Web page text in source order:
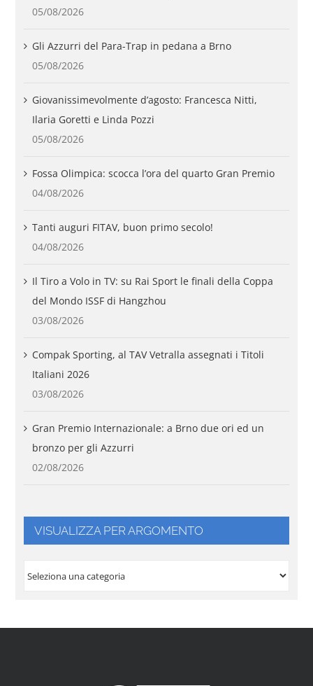
05/08/2026
Gli Azzurri del Para-Trap in pedana a Brno
05/08/2026
Giovanissimevolmente d’agosto: Francesca Nitti,
Ilaria Goretti e Linda Pozzi
05/08/2026
Fossa Olimpica: scocca l’ora del quarto Gran Premio
04/08/2026
Tanti auguri FITAV, buon primo secolo!
04/08/2026
Il Tiro a Volo in TV: su Rai Sport le finali della Coppa
del Mondo ISSF di Hangzhou
03/08/2026
Compak Sporting, al TAV Vetralla assegnati i Titoli
Italiani 2026
03/08/2026
Gran Premio Internazionale: a Brno due ori ed un
bronzo per gli Azzurri
02/08/2026
VISUALIZZA PER ARGOMENTO